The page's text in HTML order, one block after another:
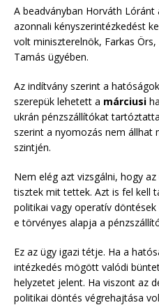
A beadványban Horváth
azonnali kényszerintézkedést
volt miniszterelnök, Farkas
Tamás ügyében.
Az indítvány szerint a
szerepük lehetett a márciusi
ukrán pénzszállítókat
szerint a nyomozás nem állhat
szintjén.
Nem elég azt vizsgálni, hogy
tisztek mit tettek. Azt is fel kell
politikai vagy operatív
e törvényes alapja a
Ez az ügy igazi tétje. Ha a
intézkedés mögött valódi
helyzetet jelent. Ha viszont az
politikai döntés végrehajtása